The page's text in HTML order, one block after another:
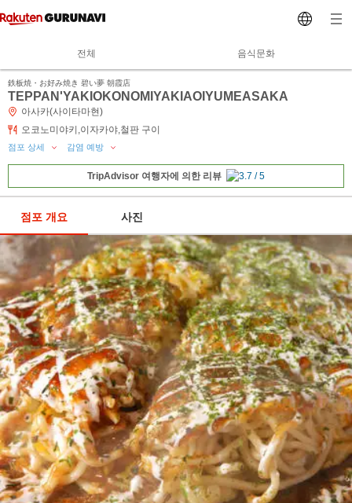
전체 음식문화
鉄板焼・お好み焼き 碧い夢 朝霞店
TEPPAN'YAKIOKONOMIYAKIAOIYUMEASAKA
아사카(사이타마현)
오코노미야키,이자카야,철판 구이
점포 상세 감염 예방
TripAdvisor 여행자에 의한 리뷰
점포 개요 사진